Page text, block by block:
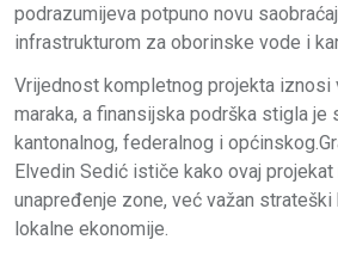
podrazumijeva potpuno novu
infrastrukturom za oborinske vode i
Vrijednost kompletnog projekta iznosi
maraka, a finansijska podrška stigla je
kantonalnog, federalnog i
Elvedin Sedić ističe kako ovaj
unapređenje zone, već važan strateški
lokalne ekonomije.